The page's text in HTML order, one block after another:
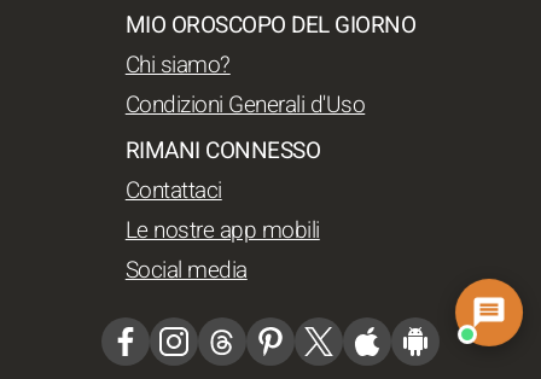
MIO OROSCOPO DEL GIORNO
Chi siamo?
Condizioni Generali d'Uso
RIMANI CONNESSO
Contattaci
Le nostre app mobili
Social media